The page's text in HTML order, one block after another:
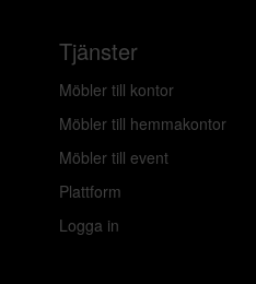
Tjänster
Möbler till kontor
Möbler till hemmakontor
Möbler till event
Plattform
Logga in